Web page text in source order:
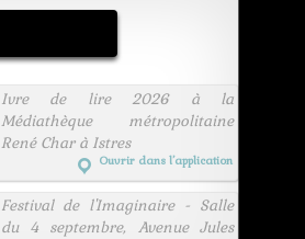
Ivre de lire 2026 à la
Médiathèque métropolitaine
René Char à Istres
Ouvrir dans l’application
Festival de l'Imaginaire - Salle
du 4 septembre, Avenue Jules